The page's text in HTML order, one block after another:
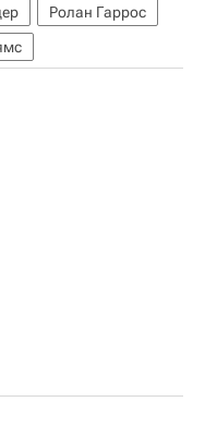
Ролан Гаррос